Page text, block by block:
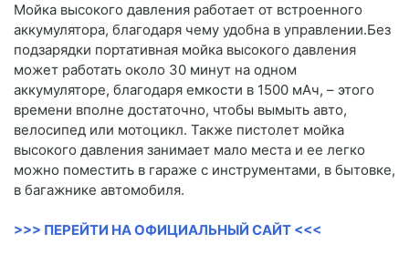
Мойка высокого давления работает от встроенного
аккумулятора, благодаря чему удобна в управлении.Без
подзарядки портативная мойка высокого давления
может работать около 30 минут на одном
аккумуляторе, благодаря емкости в 1500 мАч, – этого
времени вполне достаточно, чтобы вымыть авто,
велосипед или мотоцикл. Также пистолет мойка
высокого давления занимает мало места и ее легко
можно поместить в гараже с инструментами, в бытовке,
в багажнике автомобиля.
>>> ПЕРЕЙТИ НА ОФИЦИАЛЬНЫЙ САЙТ <<<